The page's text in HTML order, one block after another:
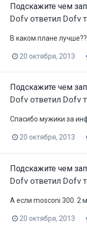
Подскажите чем
Dofv ответил Dofv
В каком плане
20 октября, 2013
Подскажите чем
Dofv ответил Dofv
Спасибо мужики за
20 октября, 2013
Подскажите чем
Dofv ответил Dofv
А если mosconi 300. 2
20 октября, 2013